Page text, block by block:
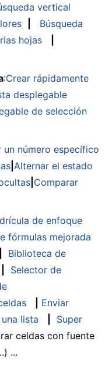
vertical
Búsqueda
hojas
:Crear rápidamente
desplegable
de selección
un número específico
Alternar el estado
Comparar
de enfoque
fórmulas mejorada
Biblioteca de
Selector de
Enviar
lista
Super
celdas con fuente
...